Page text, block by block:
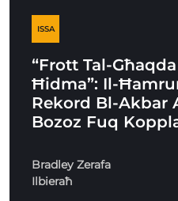
ISSA
“Frott Tal-
Ħidma”: Il-
Rekord Bl-Akbar
Bozoz Fuq
Bradley Zerafa
Ilbieraħ